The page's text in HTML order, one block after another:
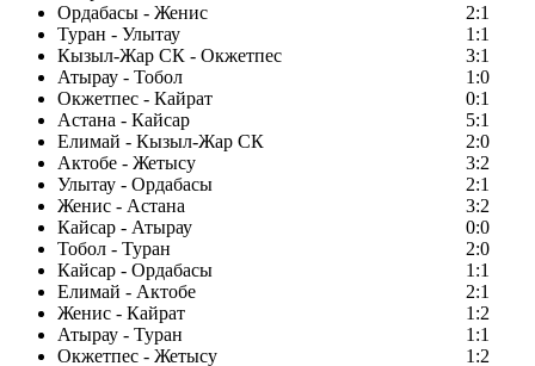
Ордабасы - Женис
2:1
Туран - Улытау
1:1
Кызыл-Жар СК - Окжетпес
3:1
Атырау - Тобол
1:0
Окжетпес - Кайрат
0:1
Астана - Кайсар
5:1
Елимай - Кызыл-Жар СК
2:0
Актобе - Жетысу
3:2
Улытау - Ордабасы
2:1
Женис - Астана
3:2
Кайсар - Атырау
0:0
Тобол - Туран
2:0
Кайсар - Ордабасы
1:1
Елимай - Актобе
2:1
Женис - Кайрат
1:2
Атырау - Туран
1:1
Окжетпес - Жетысу
1:2